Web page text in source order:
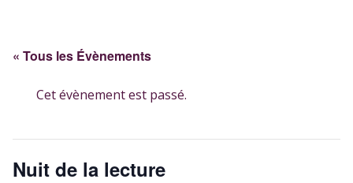
« Tous les Évènements
Cet évènement est passé.
Nuit de la lecture